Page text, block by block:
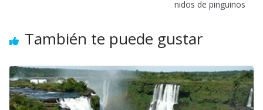
nidos de pingüinos
También te puede gustar